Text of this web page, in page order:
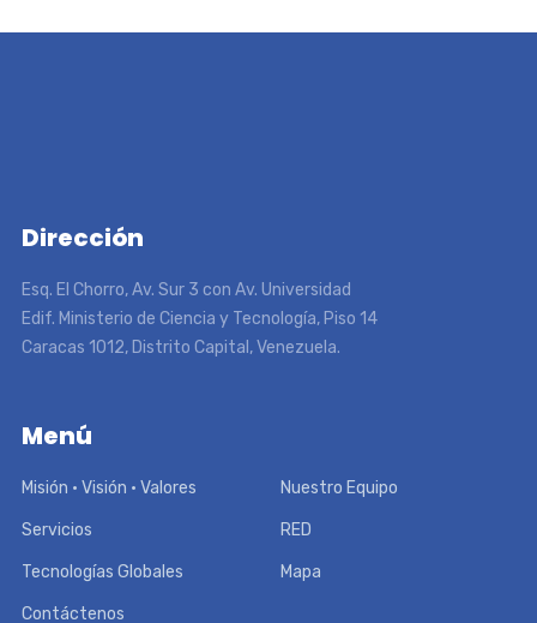
Dirección
Esq. El Chorro, Av. Sur 3 con Av. Universidad
Edif. Ministerio de Ciencia y Tecnología, Piso 14
Caracas 1012, Distrito Capital, Venezuela.
Menú
Misión • Visión • Valores Nuestro Equipo
Servicios RED
Tecnologías Globales Mapa
Contáctenos